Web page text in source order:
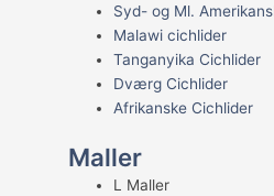
Syd- og Ml.
Malawi cichlider
Tanganyika Cichlider
Dværg Cichlider
Afrikanske Cichlider
Maller
L Maller